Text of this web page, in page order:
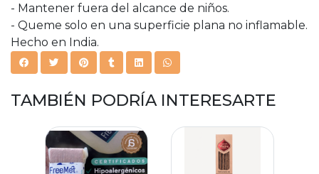
- Mantener fuera del alcance de niños.
- Queme solo en una superficie plana no inflamable.
Hecho en India.
TAMBIÉN PODRÍA INTERESARTE